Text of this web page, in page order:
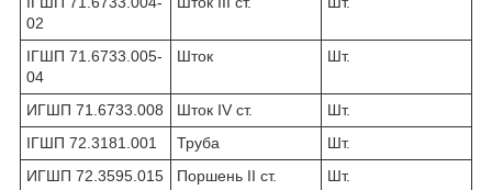
02
ІГШП 71.6733.005-
04
Шток Шт.
ИГШП 71.6733.008 Шток IV ст.
Шт.
ІГШП 72.3181.001
Труба
Шт.
ИГШП 72.3595.015
Поршень II ст.
Шт.